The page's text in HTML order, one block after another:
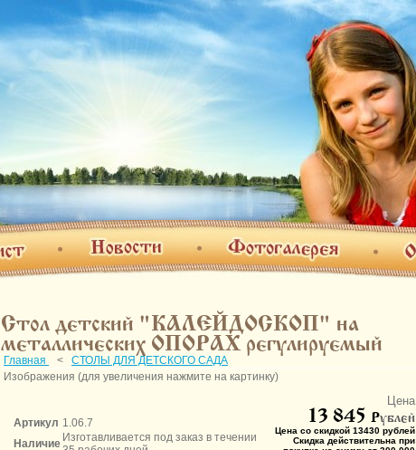
Стол детский "КАЛЕЙДОСКОП" на
металлических ОПОРАХ регулируемый
Главная < СТОЛЫ ДЛЯ ДЕТСКОГО САДА
Изображения (для увеличения нажмите на картинку)
Артикул 1.06.7
Наличие Изготавливается под заказ в течении
Цена
13 845 Pублей
Цена со скидкой 13430 рублей
Скидка действительна при